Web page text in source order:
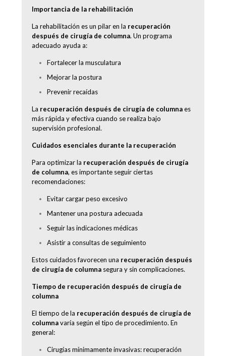
Importancia de la rehabilitación
La rehabilitación es un pilar en la recuperación
después de cirugía de columna. Un programa
adecuado ayuda a:
Fortalecer la musculatura
Mejorar la postura
Prevenir recaídas
La recuperación después de cirugía de columnaes
más rápida y efectiva cuando se realiza bajo
supervisión profesional.
Cuidados esenciales durante la recuperación
Para optimizar la recuperación después de cirugía
de columna, es importante seguir ciertas
recomendaciones:
Evitar cargar peso excesivo
Mantener una postura adecuada
Seguir las indicaciones médicas
Asistir a consultas de seguimiento
Estos cuidados favorecen una recuperación después
de cirugía de columna segura y sin complicaciones.
Tiempo de recuperación después de cirugía de
columna
El tiempo de la recuperación después de cirugía de
columnavaría según el tipo de procedimiento. En
general:
Cirugías mínimamente invasivas: recuperación